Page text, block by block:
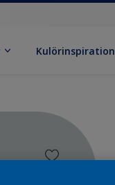
Kulörinspiration